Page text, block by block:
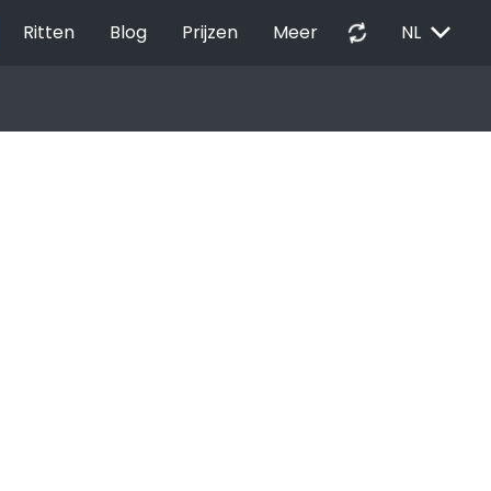
Ritten Blog Prijzen Meer autorenew NL EXPAND_MORE